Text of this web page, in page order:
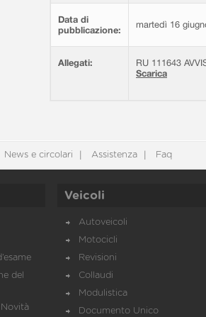
Data di
pubblicazione:
martedì 16
Allegati:
RU 111643
Scarica
News e circolari Assistenza Faq
del
Veicoli
Autoveicoli
Motocicli
Revisioni
Collaudi
Modulistica
Documento Unico